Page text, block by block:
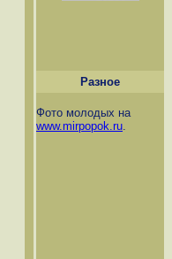
Разное
Фото молодых на
www.mirpopok.ru